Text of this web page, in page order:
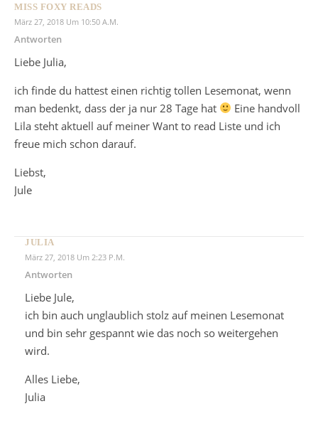
MISS FOXY READS
März 27, 2018 Um 10:50 A.m.
Antworten
Liebe Julia,
ich finde du hattest einen richtig tollen Lesemonat, wenn
man bedenkt, dass der ja nur 28 Tage hat
Eine handvoll
Lila steht aktuell auf meiner Want to read Liste und ich
freue mich schon darauf.
Liebst,
Jule
JULIA
März 27, 2018 Um 2:23 P.m.
Antworten
Liebe Jule,
ich bin auch unglaublich stolz auf meinen Lesemonat
und bin sehr gespannt wie das noch so weitergehen
wird.
Alles Liebe,
Julia